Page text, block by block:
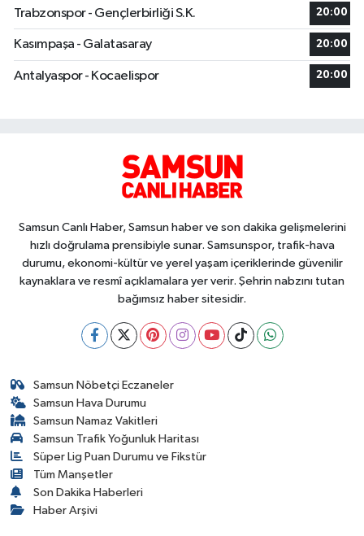
Trabzonspor - Gençlerbirliği S.K. 20:00
Kasımpaşa - Galatasaray 20:00
Antalyaspor - Kocaelispor 20:00
Samsun Canlı Haber, Samsun haber ve son dakika gelişmelerini
hızlı doğrulama prensibiyle sunar. Samsunspor, trafik-hava
durumu, ekonomi-kültür ve yerel yaşam içeriklerinde güvenilir
kaynaklara ve resmî açıklamalara yer verir. Şehrin nabzını tutan
bağımsız haber sitesidir.
Samsun Nöbetçi Eczaneler
Samsun Hava Durumu
Samsun Namaz Vakitleri
Samsun Trafik Yoğunluk Haritası
Süper Lig Puan Durumu ve Fikstür
Tüm Manşetler
Son Dakika Haberleri
Haber Arşivi